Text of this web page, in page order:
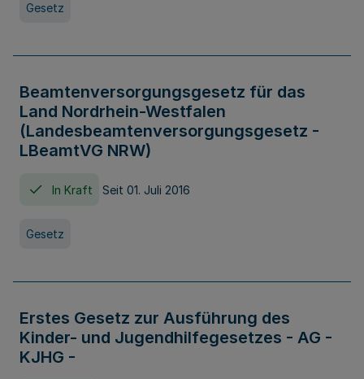
Gesetz
Beamtenversorgungsgesetz für das
Land Nordrhein-Westfalen
(Landesbeamtenversorgungsgesetz -
LBeamtVG NRW)
In Kraft Seit 01. Juli 2016
Gesetz
Erstes Gesetz zur Ausführung des
Kinder- und Jugendhilfegesetzes - AG -
KJHG -